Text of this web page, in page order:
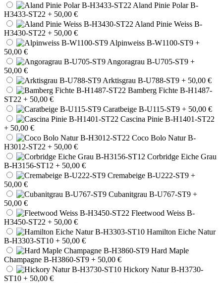
Aland Pinie Polar B-
H3433-ST22 + 50,00 €
Aland Pinie Weiss B-
H3430-ST22 + 50,00 €
Alpinweiss B-W1100-ST9 +
50,00 €
Angoragrau B-U705-ST9 +
50,00 €
Arktisgrau B-U788-ST9 + 50,00 €
Bamberg Fichte B-H1487-
ST22 + 50,00 €
Caratbeige B-U115-ST9 + 50,00 €
Cascina Pinie B-H1401-ST22
+ 50,00 €
Coco Bolo Natur B-
H3012-ST22 + 50,00 €
Corbridge Eiche Grau
B-H3156-ST12 + 50,00 €
Cremabeige B-U222-ST9 +
50,00 €
Cubanitgrau B-U767-ST9 +
50,00 €
Fleetwood Weiss B-
H3450-ST22 + 50,00 €
Hamilton Eiche Natur
B-H3303-ST10 + 50,00 €
Hard Maple
Champagne B-H3860-ST9 + 50,00 €
Hickory Natur B-H3730-
ST10 + 50,00 €